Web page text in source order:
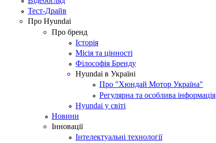
Тест-Драйв
Про Hyundai
Про бренд
Історія
Місія та цінності
Філософія Бренду
Hyundai в Україні
Про "Хюндай Мотор Україна"
Регулярна та особлива інформація
Hyundai у світі
Новини
Інновації
Інтелектуальні технології